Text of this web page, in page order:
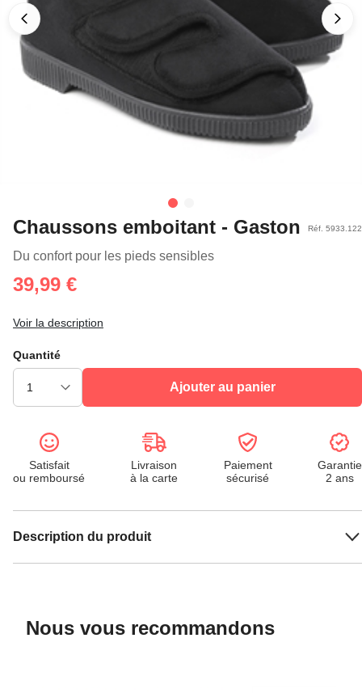
Chaussons emboitant - Gaston
Du confort pour les pieds sensibles
Réf. 5933.122
39,99 €
Voir la description
Quantité
Ajouter au panier
Satisfait
ou remboursé
Livraison
à la carte
Paiement
sécurisé
Garantie
2 ans
Description du produit
Nous vous recommandons